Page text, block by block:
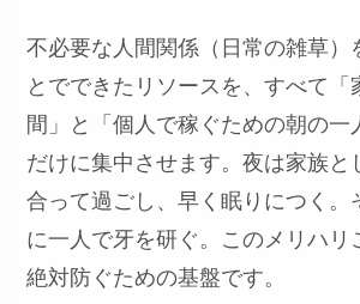
不必要な人間関係（日常の雑草）
とでできたリソースを、すべて「
間」と「個人で稼ぐための朝の一
だけに集中させます。夜は家族と
合って過ごし、早く眠りにつく。
に一人で牙を研ぐ。このメリハリ
絶対防ぐための基盤です。